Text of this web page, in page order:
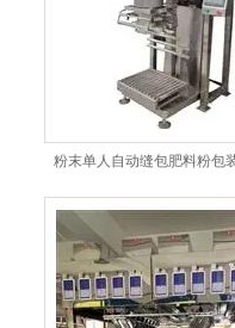
粉末单人自动缝包肥料粉包